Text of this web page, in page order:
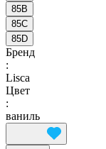
85B
85C
85D
Бренд
:
Lisca
Цвет
:
ваниль